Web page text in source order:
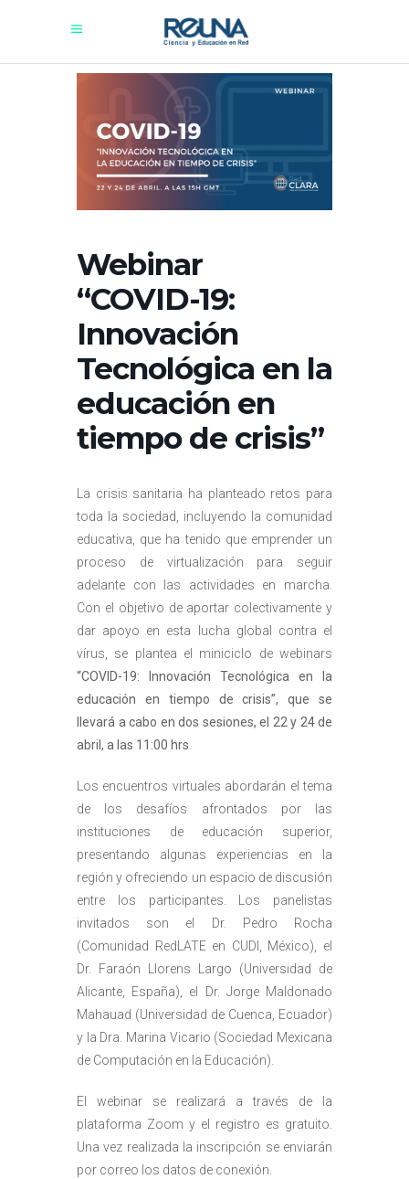
Webinar
“COVID-19:
Innovación
Tecnológica en la
educación en
tiempo de crisis”
La crisis sanitaria ha planteado retos para
toda la sociedad, incluyendo la comunidad
educativa, que ha tenido que emprender un
proceso de virtualización para seguir
adelante con las actividades en marcha.
Con el objetivo de aportar colectivamente y
dar apoyo en esta lucha global contra el
vírus, se plantea el miniciclo de webinars
“COVID-19: Innovación Tecnológica en la
educación en tiempo de crisis”, que se
llevará a cabo en dos sesiones, el 22 y 24 de
abril, a las 11:00 hrs
Los encuentros virtuales abordarán el tema
de los desafíos afrontados por las
instituciones de educación superior,
presentando algunas experiencias en la
región y ofreciendo un espacio de discusión
entre los participantes. Los panelistas
invitados son el Dr. Pedro Rocha
(Comunidad RedLATE en CUDI, México), el
Dr. Faraón Llorens Largo (Universidad de
Alicante, España), el Dr. Jorge Maldonado
Mahauad (Universidad de Cuenca, Ecuador)
y la Dra. Marina Vicario (Sociedad Mexicana
de Computación en la Educación).
El webinar se realizará a través de la
plataforma Zoom y el registro es gratuito.
Una vez realizada la inscripción se enviarán
por correo los datos de conexión.